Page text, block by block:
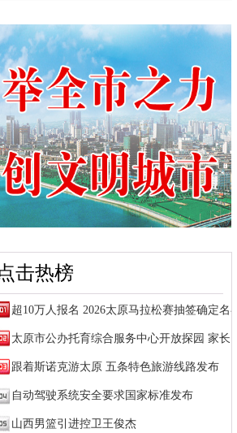
击热榜
超10万人报名 2026太原马拉松赛抽签确定名额
跟着斯诺克游太原 五条特色旅游线路发布
自动驾驶系统安全要求国家标准发布
山西男篮引进控卫王俊杰